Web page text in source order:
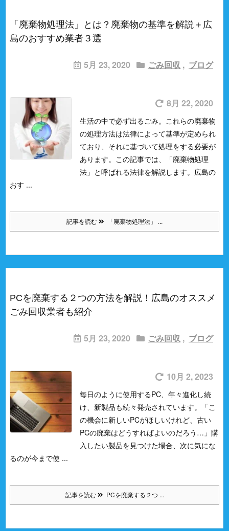
「廃棄物処理法」とは？廃棄物の基準を解説＋広
島のおすすめ業者３選
5月 23, 2020 ごみ回収 , ブログ
8月 22, 2020
生活の中で必ず出るごみ。 これらの廃棄物
の処理方法は法律によって基準が定められ
ており、それに基づいて処理をする必要が
あります。 この記事では、「廃棄物処理
法」と呼ばれる法律を解説します。 広島の
おす ...
記事を読む 「廃棄物処理法」 ...
PCを廃棄する２つの方法を解説！広島のオススメ
ごみ回収業者も紹介
5月 23, 2020 ごみ回収 , ブログ
10月 2, 2023
毎日のように使用するPC、年々進化し続
け、新製品も続々発売されています。
「こ
の機会に新しいPCがほしいけれど、古い
PCの廃棄はどうすればよいのだろう…」 購
入したい製品を見つけた場合、次に気にな
るのが今まで使 ...
記事を読む PCを廃棄する２つ ...